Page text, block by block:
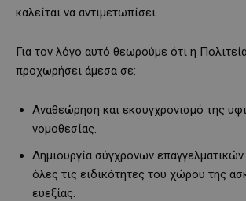
καλείται να αντιμετωπίσει.
Για τον λόγο αυτό θεωρούμε ότι η
προχωρήσει άμεσα σε:
Αναθεώρηση και εκσυγχρονισμό της
νομοθεσίας.
Δημιουργία σύγχρονων
όλες τις ειδικότητες του χώρου της
ευεξίας.